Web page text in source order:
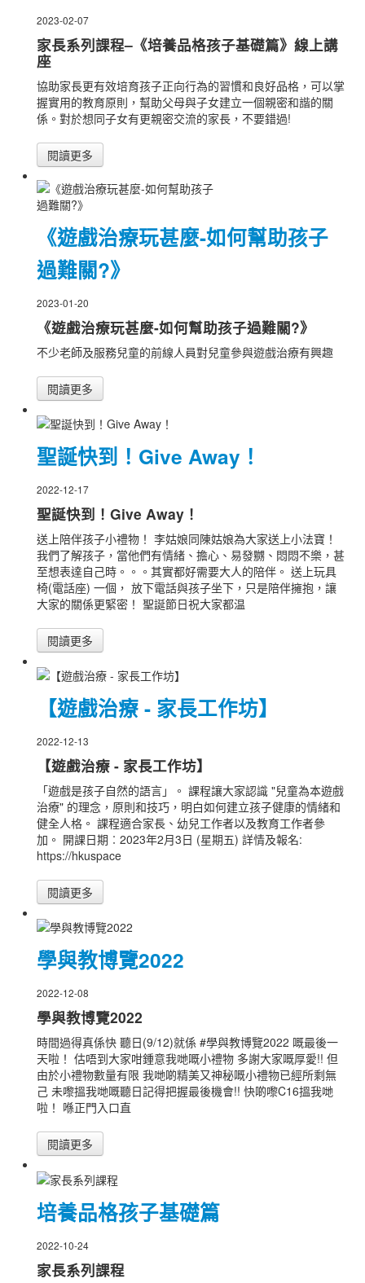
2023-02-07
家長系列課程–《培養品格孩子基礎篇》線上講
座
協助家長更有效培育孩子正向行為的習慣和良好品格，可以掌
握實用的教育原則，幫助父母與子女建立一個親密和諧的關
係。對於想同子女有更親密交流的家長，不要錯過!
閱讀更多
《遊戲治療玩甚麼-如何幫助孩子
過難關?》
2023-01-20
《遊戲治療玩甚麼-如何幫助孩子過難關?》
不少老師及服務兒童的前線人員對兒童參與遊戲治療有興趣
閱讀更多
聖誕快到！Give Away！
2022-12-17
聖誕快到！Give Away！
送上陪伴孩子小禮物！ 李姑娘同陳姑娘為大家送上小法寶！
我們了解孩子，當他們有情緒、擔心、易發嬲、悶悶不樂，甚
至想表達自己時。。。其實都好需要大人的陪伴。 送上玩具
椅(電話座) 一個， 放下電話與孩子坐下，只是陪伴擁抱，讓
大家的關係更緊密！ 聖誕節日祝大家都温
閱讀更多
【遊戲治療 - 家長工作坊】
2022-12-13
【遊戲治療 - 家長工作坊】
「遊戲是孩子自然的語言」。 課程讓大家認識 "兒童為本遊戲
治療" 的理念，原則和技巧，明白如何建立孩子健康的情緒和
健全人格。 課程適合家長、幼兒工作者以及教育工作者參
加。 開課日期︰2023年2月3日 (星期五) 詳情及報名:
https://hkuspace
閱讀更多
學與教博覽2022
2022-12-08
學與教博覽2022
時間過得真係快 聽日(9/12)就係 #學與教博覽2022 嘅最後一
天啦！ 估唔到大家咁鍾意我哋嘅小禮物 多謝大家嘅厚愛!! 但
由於小禮物數量有限 我哋啲精美又神秘嘅小禮物已經所剩無
己 未嚟搵我哋嘅聽日記得把握最後機會!! 快啲嚟C16搵我哋
啦！ 喺正門入口直
閱讀更多
培養品格孩子基礎篇
2022-10-24
家長系列課程